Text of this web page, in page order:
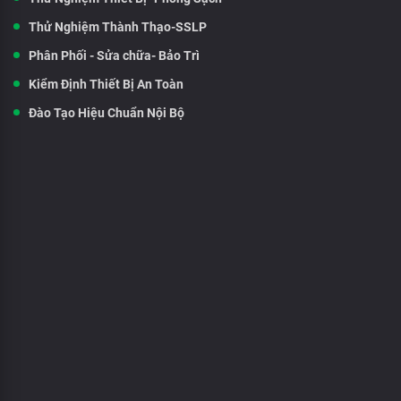
Thử Nghiệm Thành Thạo-SSLP
Phân Phối - Sửa chữa- Bảo Trì
Kiểm Định Thiết Bị An Toàn
Đào Tạo Hiệu Chuẩn Nội Bộ